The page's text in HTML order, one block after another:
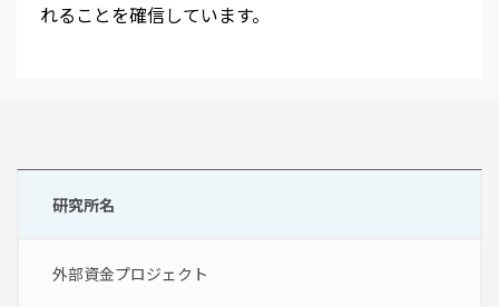
れることを確信しています。
研究所名
外部資金プロジェクト